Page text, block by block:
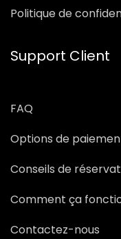
Politique de
Support Client
FAQ
Options de
Conseils de
Comment ça
Contactez-nous